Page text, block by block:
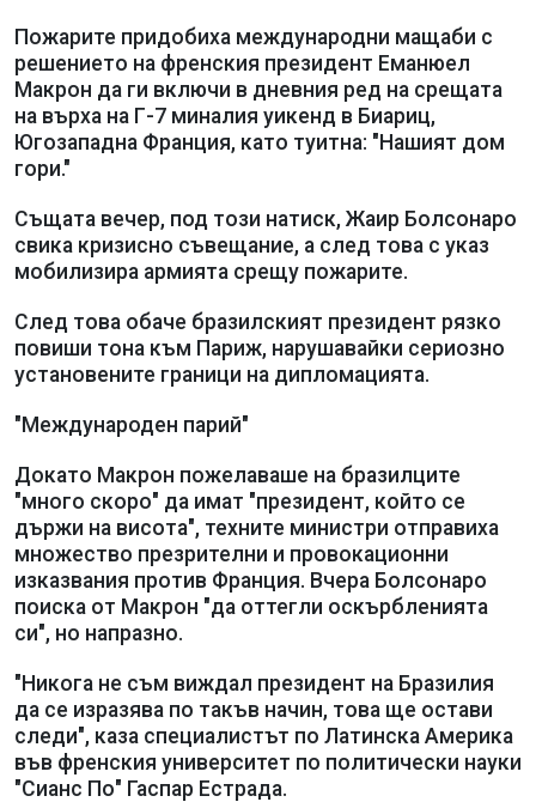
Пожарите придобиха международни мащаби с
решението на френския президент Еманюел
Макрон да ги включи в дневния ред на срещата
на върха на Г-7 миналия уикенд в Биариц,
Югозападна Франция, като туитна: "Нашият дом
гори."
Същата вечер, под този натиск, Жаир Болсонаро
свика кризисно съвещание, а след това с указ
мобилизира армията срещу пожарите.
След това обаче бразилският президент рязко
повиши тона към Париж, нарушавайки сериозно
установените граници на дипломацията.
"Международен парий"
Докато Макрон пожелаваше на бразилците
"много скоро" да имат "президент, който се
държи на висота", техните министри отправиха
множество презрителни и провокационни
изказвания против Франция. Вчера Болсонаро
поиска от Макрон "да оттегли оскърбленията
си", но напразно.
"Никога не съм виждал президент на Бразилия
да се изразява по такъв начин, това ще остави
следи", каза специалистът по Латинска Америка
във френския университет по политически науки
"Сианс По" Гаспар Естрада.